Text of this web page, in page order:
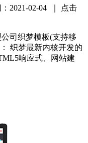
：2021-02-04 ｜ 点击
司织梦模板(支持移
织梦最新内核开发的
响应式、网站建